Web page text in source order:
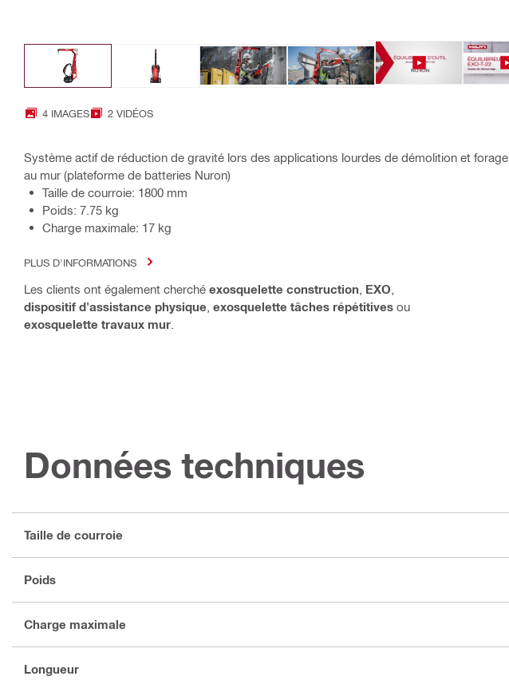
4 IMAGES 2 VIDÉOS
Système actif de réduction de gravité lors des applications lourdes de démolition et forage
au mur (plateforme de batteries Nuron)
Taille de courroie: 1800 mm
Poids: 7.75 kg
Charge maximale: 17 kg
PLUS D'INFORMATIONS
Les clients ont également cherché exosquelette construction EXO
dispositif d'assistance physique exosquelette tâches répétitives ou
exosquelette travaux mur
Données techniques
Taille de courroie
Poids
Charge maximale
Longueur